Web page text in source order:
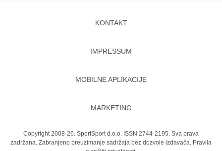
KONTAKT
IMPRESSUM
MOBILNE APLIKACIJE
MARKETING
Copyright 2008-26. SportSport d.o.o. ISSN 2744-2195. Sva prava
zadržana. Zabranjeno preuzimanje sadržaja bez dozvole izdavača. Pravila